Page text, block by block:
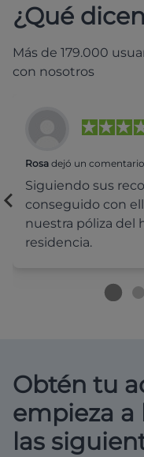
¿Qué
Más de 179.000
con nosotros
Rosa dejó un
Siguiendo sus
conseguido con
nuestra póliza del
residencia.
Obtén tu
empieza a
las